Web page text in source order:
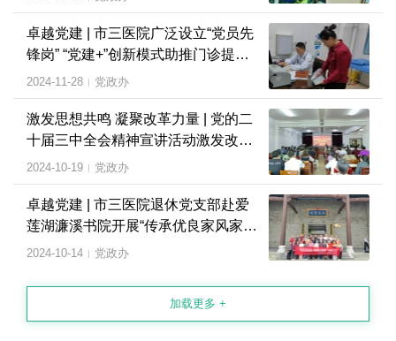
卓越党建 | 市三医院广泛设立“党员先
锋岗” “党建+”创新模式助推门诊提质
增效
2024-11-28 | 党政办
激发思想共鸣 凝聚改革力量 | 党的二
十届三中全会精神宣讲活动激发改革
奋进热情
2024-10-19 | 党政办
卓越党建 | 市三医院退休党支部赴爱
莲湖濂溪书院开展“传承优良家风家训
筑牢廉洁自律防线”主题党日活动
2024-10-14 | 党政办
加载更多 +